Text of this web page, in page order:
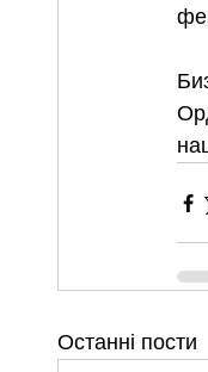
Останні пости